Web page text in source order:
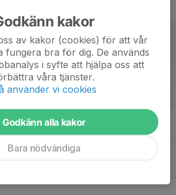
kakor
av kakor (cookies) för att vår
fungera bra för dig. De används
i syfte att hjälpa oss att
våra tjänster.
använder vi cookies
Godkänn alla kakor
Bara nödvändiga